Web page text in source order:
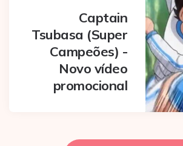
Captain
Tsubasa (Super
Campeões) -
Novo vídeo
promocional